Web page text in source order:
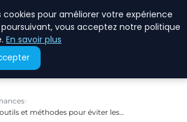
et méthodes pour éviter les…
cookies pour améliorer votre expérience
vous acceptez notre politique
En savoir plus